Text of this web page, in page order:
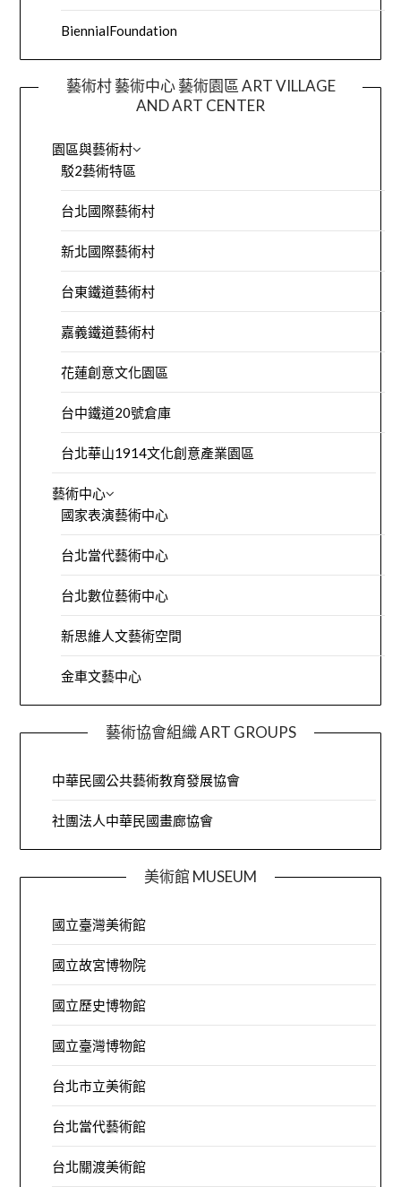
BiennialFoundation
藝術村 藝術中心 藝術園區 ART VILLAGE
AND ART CENTER
園區與藝術村
駁2藝術特區
台北國際藝術村
新北國際藝術村
台東鐵道藝術村
嘉義鐵道藝術村
花蓮創意文化園區
台中鐵道20號倉庫
台北華山1914文化創意產業園區
藝術中心
國家表演藝術中心
台北當代藝術中心
台北數位藝術中心
新思維人文藝術空間
金車文藝中心
藝術協會組織 ART GROUPS
中華民國公共藝術教育發展協會
社團法人中華民國畫廊協會
美術館 MUSEUM
國立臺灣美術館
國立故宮博物院
國立歷史博物館
國立臺灣博物館
台北市立美術館
台北當代藝術館
台北關渡美術館